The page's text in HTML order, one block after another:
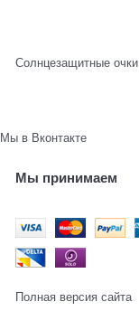
Солнцезащитные очки
Мы в Вконтакте
Мы принимаем
Полная версия сайта